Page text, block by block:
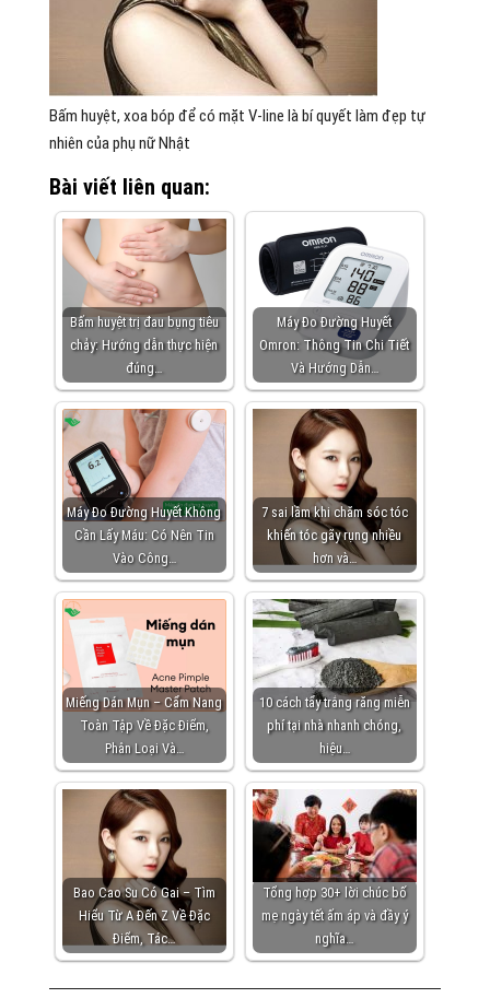
Bấm huyệt, xoa bóp để có mặt V-line là bí quyết làm đẹp tự
nhiên của phụ nữ Nhật
Bài viết liên quan:
Bấm huyệt trị đau bụng tiêu
chảy: Hướng dẫn thực hiện
đúng…
Máy Đo Đường Huyết
Omron: Thông Tin Chi Tiết
Và Hướng Dẫn…
Máy Đo Đường Huyết Không
Cần Lấy Máu: Có Nên Tin
Vào Công…
7 sai lầm khi chăm sóc tóc
khiến tóc gãy rụng nhiều
hơn và…
Miếng Dán Mụn – Cẩm Nang
Toàn Tập Về Đặc Điểm,
Phân Loại Và…
10 cách tẩy trắng răng miễn
phí tại nhà nhanh chóng,
hiệu…
Bao Cao Su Có Gai – Tìm
Hiểu Từ A Đến Z Về Đặc
Điểm, Tác…
Tổng hợp 30+ lời chúc bố
mẹ ngày tết ấm áp và đầy ý
nghĩa…